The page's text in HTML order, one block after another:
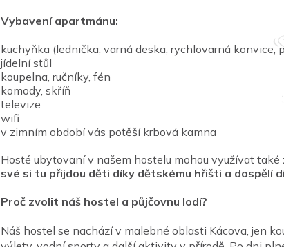
Vybavení apartmánu:
kuchyňka (lednička, varná deska, rychlovarná konvice,
jídelní stůl
koupelna, ručníky, fén
komody, skříň
televize
wifi
v zimním období vás potěší krbová kamna
Hosté ubytovaní v našem hostelu mohou využívat
své si tu přijdou děti díky dětskému hřišti a dospělí
Proč zvolit náš hostel a půjčovnu lodí?
Náš hostel se nachází v malebné oblasti Kácova, jen